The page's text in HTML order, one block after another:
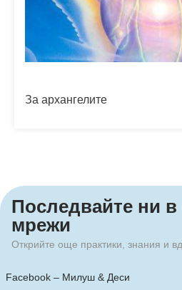
За архангелите
Последвайте ни
мрежи​
Открийте още практики, знания и
Facebook – Милуш & Деси